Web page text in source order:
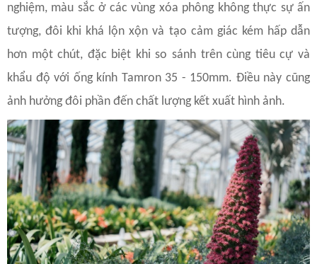
nghiệm, màu sắc ở các vùng xóa phông không thực sự ấn
tượng, đôi khi khá lộn xộn và tạo cảm giác kém hấp dẫn
hơn một chút, đặc biệt khi so sánh trên cùng tiêu cự và
khẩu độ với ống kính Tamron 35 - 150mm. Điều này cũng
ảnh hưởng đôi phần đến chất lượng kết xuất hình ảnh.